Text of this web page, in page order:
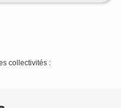
collectivités :